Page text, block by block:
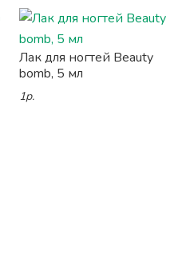
Лак для ногтей Beauty
bomb, 5 мл
1р.